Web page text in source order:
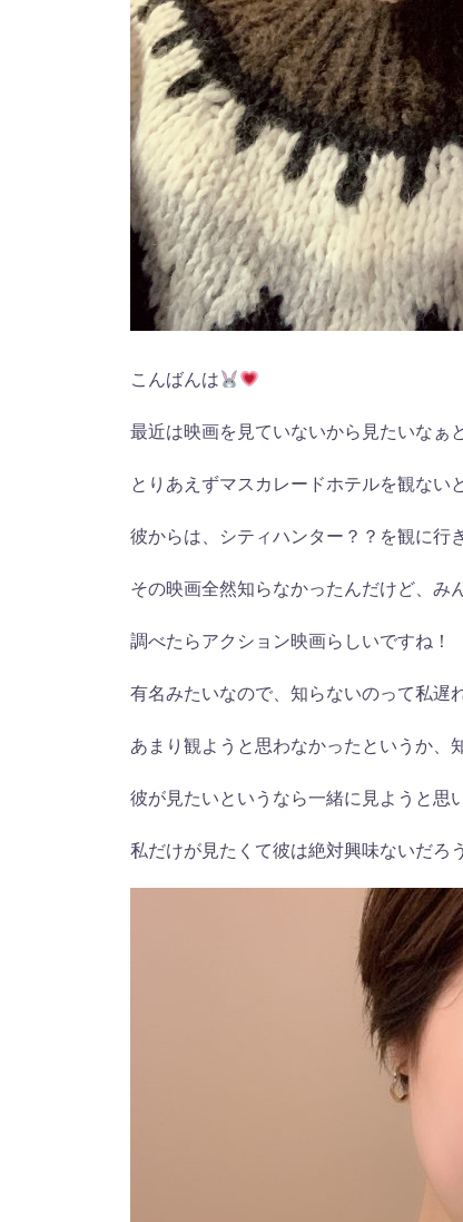
こんばんは
最近は映画を見ていないから見たいなぁ
とりあえずマスカレードホテルを観ない
彼からは、シティハンター？？を観に行
その映画全然知らなかったんだけど、み
調べたらアクション映画らしいですね！
有名みたいなので、知らないのって私遅
あまり観ようと思わなかったというか、
彼が見たいというなら一緒に見ようと思
私だけが見たくて彼は絶対興味ないだろ